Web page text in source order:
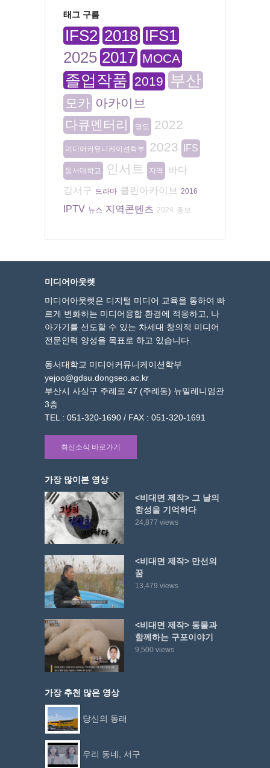
태그 구름
IFS2 2018 IFS1
2025 2017 MOCA
졸업작품 2019 부산
모카 아카이브
다큐멘터리
영도 2022
미디어커뮤니케이션학부 2023 IFS
동서대학교 인서트 지역
바다
강서구 드라마 클린아카이브 2016
IPTV 뉴스 지역콘텐츠 2024 홍보
미디어아웃렛
미디어아웃렛은 디지털 미디어 교육을 통하여 빠
르게 변화하는 미디어융합 환경에 적응하고, 나
아가기를 선도할 수 있는 차세대 창의적 미디어
전문인력 양성을 목표로 하고 있습니다.
동서대학교 미디어커뮤니케이션학부
yejoo@gdsu.dongseo.ac.kr
부산시 사상구 주례로 47 (주례동) 뉴밀레니엄관
3층
TEL : 051-320-1690 / FAX : 051-320-1691
최신소식 바로가기
가장 많이본 영상
<비대면 제작> 그 날의
함성을 기억하다
24,877 views
<비대면 제작> 만선의
꿈
13,479 views
<비대면 제작> 동물과
함께하는 구포이야기
9,500 views
가장 추천 많은 영상
당신의 동래
우리 동네, 서구